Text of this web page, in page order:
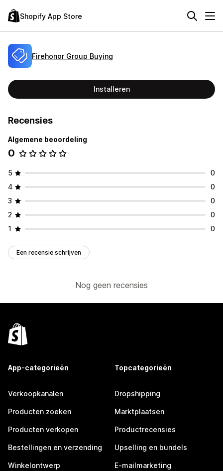
Shopify App Store
Firehonor Group Buying
Installeren
Recensies
Algemene beoordeling
0
5
0
4
0
3
0
2
0
1
0
Een recensie schrijven
Nog geen recensies
App-categorieën
Verkoopkanalen
Producten zoeken
Producten verkopen
Bestellingen en verzending
Winkelontwerp
Topcategorieën
Dropshipping
Marktplaatsen
Productrecensies
Upselling en bundels
E-mailmarketing